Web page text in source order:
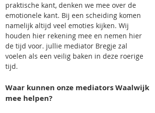
praktische kant, denken we mee over de
emotionele kant. Bij een scheiding komen
namelijk altijd veel emoties kijken. Wij
houden hier rekening mee en nemen hier
de tijd voor. jullie mediator Bregje zal
voelen als een veilig baken in deze roerige
tijd.
Waar kunnen onze mediators Waalwijk
mee helpen?